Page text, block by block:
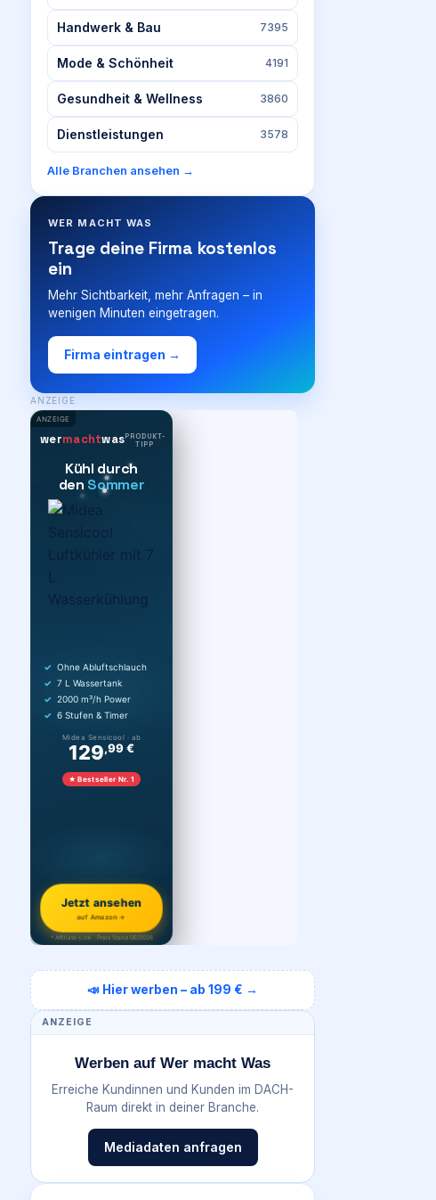
Handwerk & Bau 7395
Mode & Schönheit 4191
Gesundheit & Wellness 3860
Dienstleistungen 3578
Alle Branchen ansehen →
WER MACHT WAS
Trage deine Firma kostenlos
ein
Mehr Sichtbarkeit, mehr Anfragen – in
wenigen Minuten eingetragen.
Firma eintragen →
ANZEIGE
ANZEIGE
wermachtwasPRODUKT-
TIPP
Kühl durch
den Sommer
Ohne Abluftschlauch
7 L Wassertank
2000 m³/h Power
6 Stufen & Timer
Midea Sensicool · ab
129,99 €
★ Bestseller Nr. 1
Jetzt ansehen
auf Amazon →
* Affiliate-Link · Preis Stand 06/2026
📣 Hier werben – ab 199 € →
ANZEIGE
Werben auf Wer macht Was
Erreiche Kundinnen und Kunden im DACH-
Raum direkt in deiner Branche.
Mediadaten anfragen